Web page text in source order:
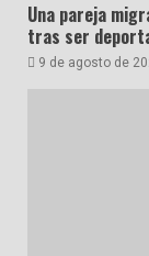
Una pareja
tras ser
9 de agosto de